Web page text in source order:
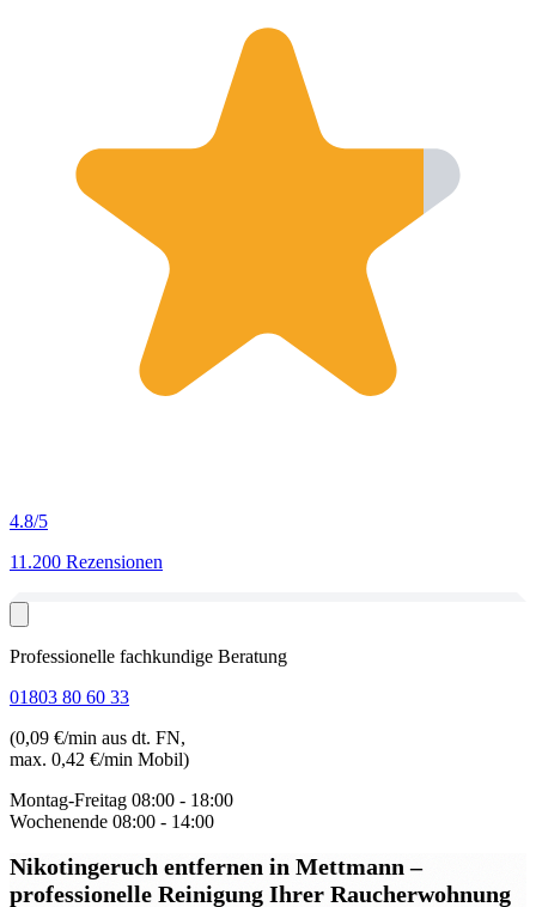
4.8/5
11.200 Rezensionen
Professionelle fachkundige Beratung
01803 80 60 33
(0,09 €/min aus dt. FN,
max. 0,42 €/min Mobil)
Montag-Freitag 08:00 - 18:00
Wochenende 08:00 - 14:00
Nikotingeruch entfernen in Mettmann–
professionelle Reinigung Ihrer Raucherwohnung